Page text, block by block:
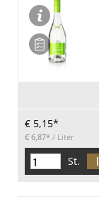
€ 5,15*
€ 6,87* / Liter
St.